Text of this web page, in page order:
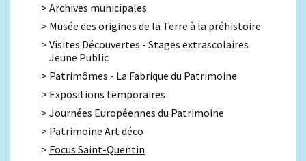
Archives municipales
Musée des origines de la Terre à la préhistoire
Visites Découvertes - Stages extrascolaires
Jeune Public
Patrimômes - La Fabrique du Patrimoine
Expositions temporaires
Journées Européennes du Patrimoine
Patrimoine Art déco
Focus Saint-Quentin